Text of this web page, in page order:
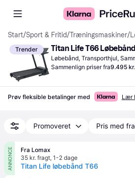
Start/Sport & Fritid/Træningsmaskiner/
Trender Titan Life T66 Løbebånd
Løbebånd, Transporthjul,
Sammenlign priser fra9.495 kr.
Prøv fleksible betalinger med Lær
Promoveret Pris med
ANNONCE
Fra Lomax
35 kr. fragt, 1-2 dage
Titan Life løbebånd T66